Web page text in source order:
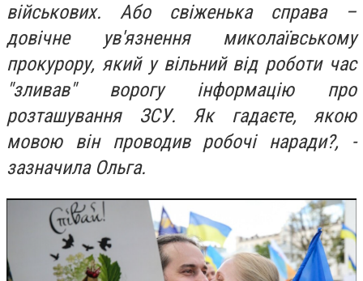
військових. Або свіженька справа –
довічне ув'язнення миколаївському
прокурору, який у вільний від роботи час
"зливав" ворогу інформацію про
розташування ЗСУ. Як гадаєте, якою
мовою він проводив робочі наради?, -
зазначила Ольга.